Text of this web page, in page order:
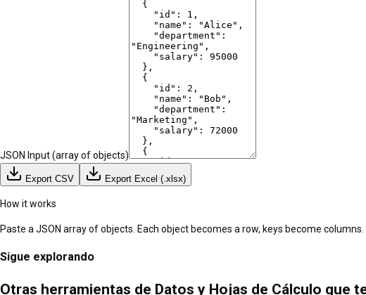
JSON Input (array of objects)
Export CSV Export Excel (.xlsx)
How it works
Paste a JSON array of objects. Each object becomes a row, keys become
Sigue explorando
Otras herramientas de Datos y Hojas de Cálculo que